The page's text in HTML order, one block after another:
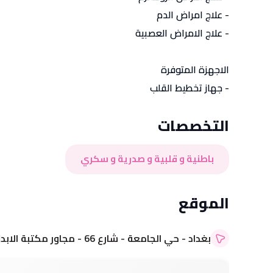
- علاج امراض الدم
- علاج الامراض العصبية
الاجهزة المتوفرة
- جهاز تخطيط القلب
التخصصات
باطنية و قلبية و صدرية و سكري
الموقع
بغداد - حي الجامعة - شارع 66 - مجاور مكتبة الابداع